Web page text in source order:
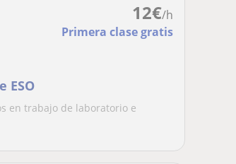
12€/h
Primera clase gratis
ESO
en trabajo de laboratorio e